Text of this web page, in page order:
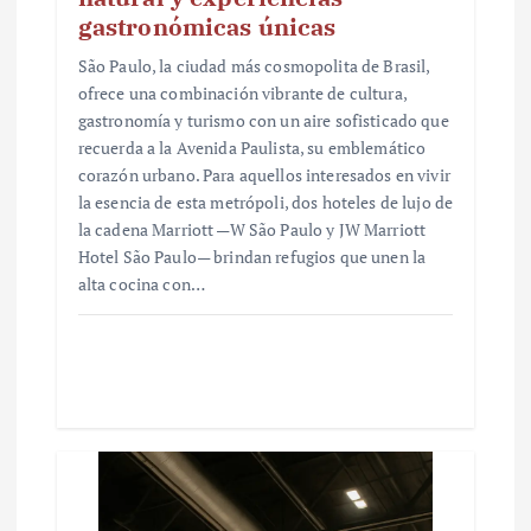
gastronómicas únicas
São Paulo, la ciudad más cosmopolita de Brasil,
ofrece una combinación vibrante de cultura,
gastronomía y turismo con un aire sofisticado que
recuerda a la Avenida Paulista, su emblemático
corazón urbano. Para aquellos interesados en vivir
la esencia de esta metrópoli, dos hoteles de lujo de
la cadena Marriott —W São Paulo y JW Marriott
Hotel São Paulo— brindan refugios que unen la
alta cocina con…